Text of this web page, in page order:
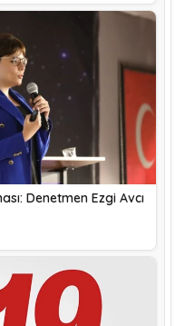
Denetmen Ezgi Avcı